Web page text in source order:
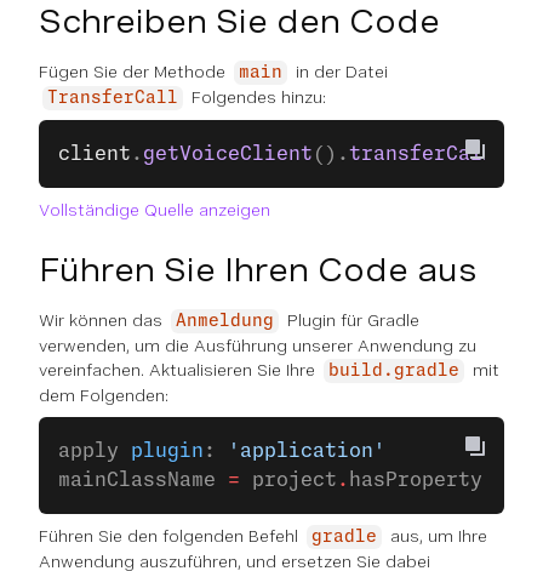
Schreiben Sie den Code
Fügen Sie der Methode main in der Datei
TransferCall Folgendes hinzu:
client . getVoiceClient ().transferCall
Vollständige Quelle anzeigen
Führen Sie Ihren Code aus
Wir können das Anmeldung
Plugin für Gradle
verwenden, um die Ausführung unserer Anwendung zu
vereinfachen. Aktualisieren Sie Ihre
build.gradle
mit
dem Folgenden:
apply plugin :
'application'
mainClassName = project . hasProperty(
Führen Sie den folgenden Befehl gradle
aus, um Ihre
Anwendung auszuführen, und ersetzen Sie dabei